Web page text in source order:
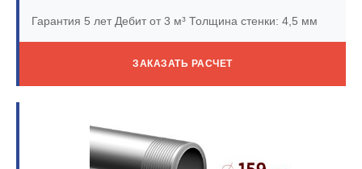
Гарантия 5 летДебит от 3 м³ Толщина стенки: 4,5 мм
ЗАКАЗАТЬ РАСЧЕТ